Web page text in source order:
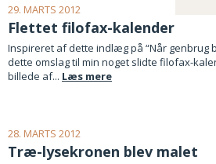
29. MARTS 2012
Flettet filofax-kalender
Inspireret af dette indlæg på “Når genbrug
dette omslag til min noget slidte filofax-
billede af... Læs mere
28. MARTS 2012
Træ-lysekronen blev malet